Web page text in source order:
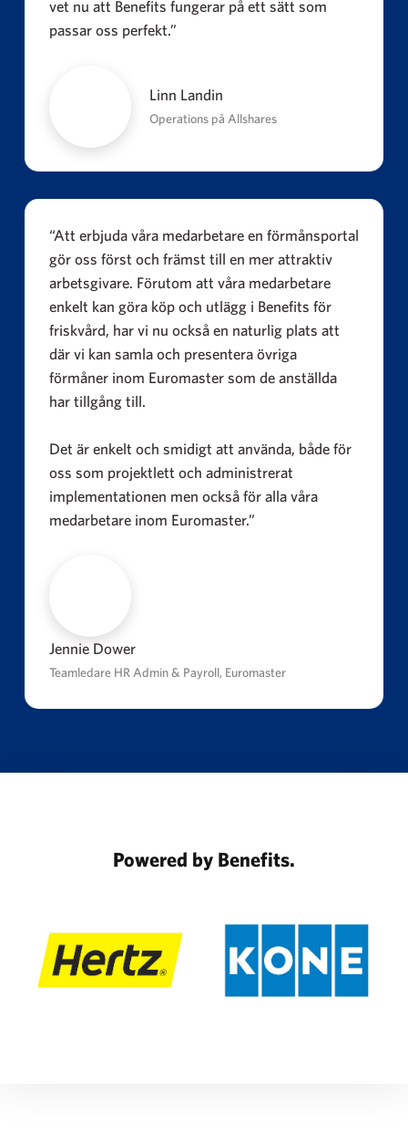
vet nu att Benefits fungerar på ett sätt som
passar oss perfekt.”
Linn Landin
Operations på Allshares
“Att erbjuda våra medarbetare en förmånsportal
gör oss först och främst till en mer attraktiv
arbetsgivare. Förutom att våra medarbetare
enkelt kan göra köp och utlägg i Benefits för
friskvård, har vi nu också en naturlig plats att
där vi kan samla och presentera övriga
förmåner inom Euromaster som de anställda
har tillgång till.
Det är enkelt och smidigt att använda, både för
oss som projektlett och administrerat
implementationen men också för alla våra
medarbetare inom Euromaster.”
Jennie Dower
Teamledare HR Admin & Payroll, Euromaster
Powered by Benefits.